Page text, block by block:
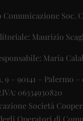
Soc.
Maurizio
Maria
– 90141 – Palermo –
06334930820
Società
Operatori di